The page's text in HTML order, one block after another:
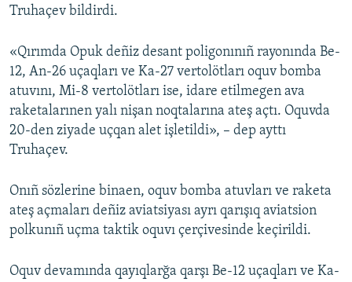
Українською
QOŞULIÑIZ!
Truhaçev bildirdi.
«Qırımda Opuk deñiz desant poligonınıñ rayonında Be-
12, An-26 uçaqları ve Ka-27 vertolötları oquv bomba
atuvını, Mi-8 vertolötları ise, idare etilmegen ava
raketalarınen yalı nişan noqtalarına ateş açtı. Oquvda
20-den ziyade uçqan alet işletildi», – dep ayttı
Truhaçev.
Onıñ sözlerine binaen, oquv bomba atuvları ve raketa
ateş açmaları deñiz aviatsiyası ayrı qarışıq aviatsion
polkunıñ uçma taktik oquvı çerçivesinde keçirildi.
Oquv devamında qayıqlarğa qarşı Be-12 uçaqları ve Ka-